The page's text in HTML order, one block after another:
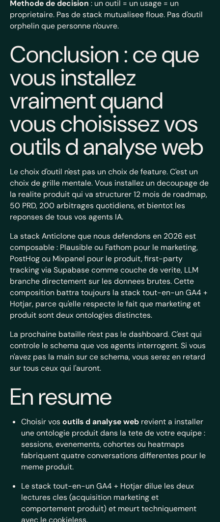
Methode de decision : un outil = un usage = un
proprietaire. Pas de stack mutualisee floue. Pas d'outil
orphelin que personne n'ouvre.
Conclusion : ce que
vous installez
vraiment quand
vous choisissez vos
outils d analyse web
Le choix d'outil n'est pas un choix de feature. C'est un
choix de grille mentale. Vous installez un decoupage de
la realite produit qui va structurer 12 mois de roadmap,
50 PRD, 200 arbitrages quotidiens, et bientot les
reponses de tous vos agents IA.
La stack Anticlone que nous defendons en 2026 est
composable : Plausible ou Fathom pour le marketing,
PostHog ou Mixpanel pour le produit, first-party
tracking via Supabase comme couche de verite, LLM
branche directement sur les donnees brutes. Cette
composition battra toujours la stack tout-en-un GA4 +
Hotjar, parce qu'elle respecte le fait que marketing et
produit sont deux ontologies distinctes.
La prochaine bataille n'est pas le dashboard. C'est qui
controle le schema que vos agents interrogent. Si vous
n'avez pas la main sur ce schema, vous serez en retard
sur tous ceux qui l'auront.
En resume
Choisir vosoutils d analyse web revient a installer
une ontologie produit dans la tete de votre equipe :
sessions, evenements, cohortes ou heatmaps
fabriquent quatre conversations differentes pour le
meme produit.
Le stack tout-en-un GA4 + Hotjar dilue les deux
lectures cles (acquisition marketing et
comportement produit) et meurt techniquement
avec le cookieless.